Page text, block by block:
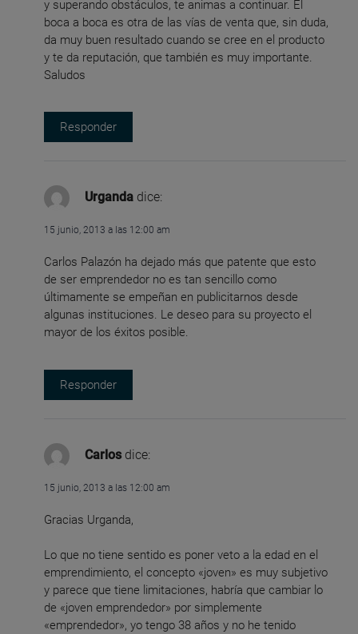
y superando obstáculos, te animas a continuar. El
boca a boca es otra de las vías de venta que, sin duda,
da muy buen resultado cuando se cree en el producto
y te da reputación, que también es muy importante.
Saludos
Responder
Urganda dice:
15 junio, 2013 a las 12:00 am
Carlos Palazón ha dejado más que patente que esto
de ser emprendedor no es tan sencillo como
últimamente se empeñan en publicitarnos desde
algunas instituciones. Le deseo para su proyecto el
mayor de los éxitos posible.
Responder
Carlos dice:
15 junio, 2013 a las 12:00 am
Gracias Urganda,
Lo que no tiene sentido es poner veto a la edad en el
emprendimiento, el concepto «joven» es muy subjetivo
y parece que tiene limitaciones, habría que cambiar lo
de «joven emprendedor» por simplemente
«emprendedor», yo tengo 38 años y no he tenido